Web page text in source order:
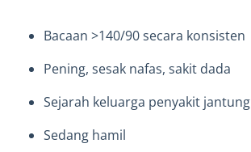
Bacaan >140/90 secara konsisten
Pening, sesak nafas, sakit dada
Sejarah keluarga penyakit jantung
Sedang hamil